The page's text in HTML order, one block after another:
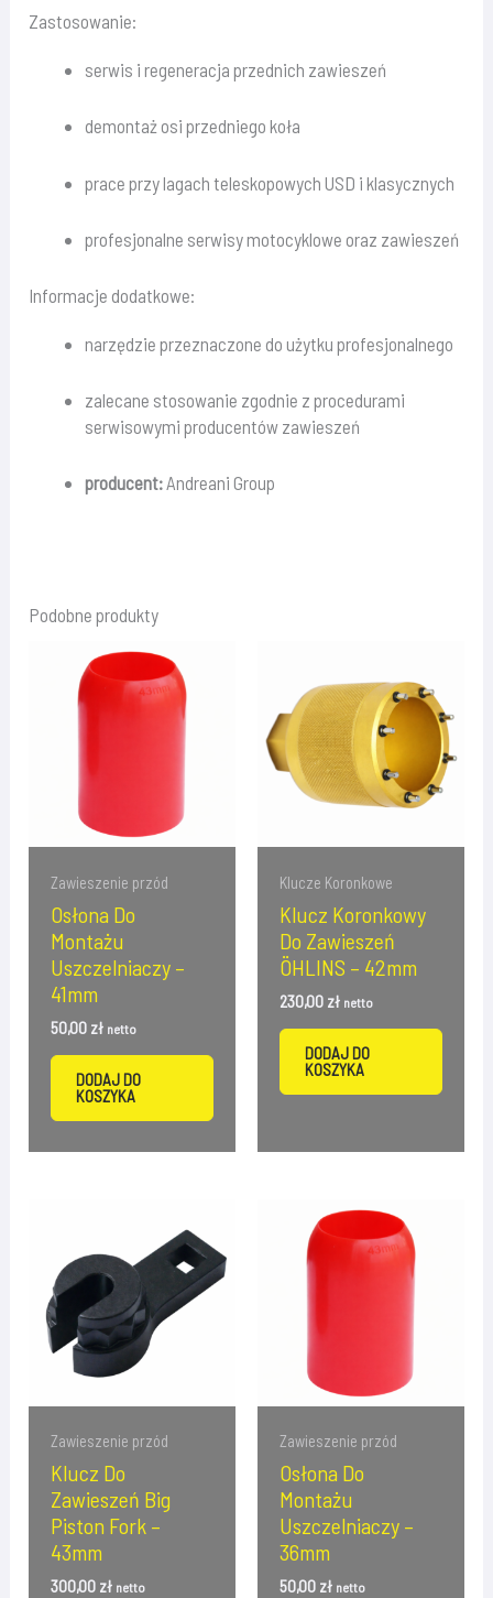
Zastosowanie:
serwis i regeneracja przednich zawieszeń
demontaż osi przedniego koła
prace przy lagach teleskopowych USD i klasycznych
profesjonalne serwisy motocyklowe oraz zawieszeń
Informacje dodatkowe:
narzędzie przeznaczone do użytku profesjonalnego
zalecane stosowanie zgodnie z procedurami
serwisowymi producentów zawieszeń
producent:Andreani Group
Podobne produkty
Zawieszenie przód
Osłona Do
Montażu
Uszczelniaczy –
41mm
50,00 zł netto
DODAJ DO
KOSZYKA
Klucze Koronkowe
Klucz Koronkowy
Do Zawieszeń
ÖHLINS – 42mm
230,00 zł netto
DODAJ DO
KOSZYKA
Zawieszenie przód
Klucz Do
Zawieszeń Big
Piston Fork –
43mm
300,00 zł netto
Zawieszenie przód
Osłona Do
Montażu
Uszczelniaczy –
36mm
50,00 zł netto